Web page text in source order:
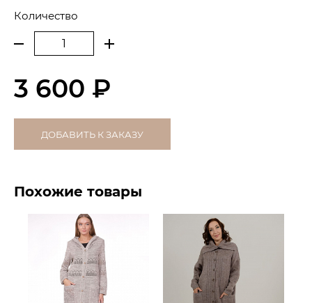
Количество
3 600 ₽
ДОБАВИТЬ К ЗАКАЗУ
Похожие товары